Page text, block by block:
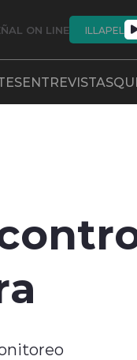
ON LINE ILLAPEL
ENTREVISTAS